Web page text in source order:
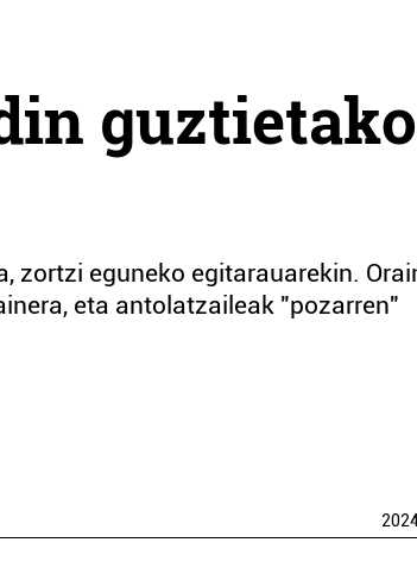
guztietako
zortzi eguneko egitarauarekin.
eta antolatzaileak "pozarren"